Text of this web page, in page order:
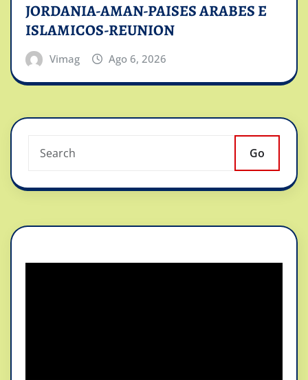
JORDANIA-AMAN-PAISES ARABES E
ISLAMICOS-REUNION
Vimag Ago 6, 2026
Go